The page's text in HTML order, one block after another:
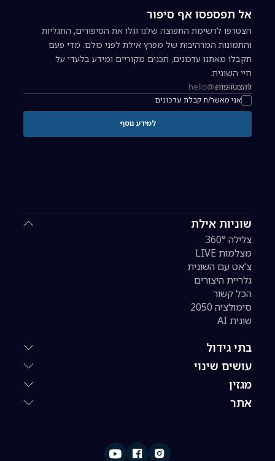
שוניות אילת
צלילה 360°
מצלמות LIVE
צ'אט עם השונית
גלריית היצורים
הכל קשור
סימולציה 2050
שונית AI
בתי גידול
עושים שינוי
מגזין
אתר
אל תפספסו אף סיפור
הצטרפו לרשימת התפוצה שלנו וגלו את הסיפורים, התגליות
והתמונות המרהיבות של מפרץ אילת לפני כולם. מדי פעם
תקבלו מאתנו עדכונים, תכנים מקוריים ומידע בלעדי על
חיי השונית.
כתובת אימייל להרשמה לניוזלטר
אני מאשר/ת קבלת עדכונים
להצטרפות
למידע נוסף